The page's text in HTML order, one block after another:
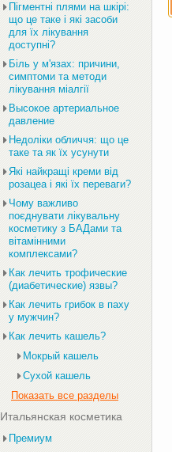
Пігментні плями на шкірі:
що це таке і які засоби
для їх лікування
доступні?
Біль у м'язах: причини,
симптоми та методи
лікування міалгії
Высокое артериальное
давление
Недоліки обличчя: що це
таке та як їх усунути
Які найкращі креми від
розацеа і які їх переваги?
Чому важливо
поєднувати лікувальну
косметику з БАДами та
вітамінними
комплексами?
Как лечить трофические
(диабетические) язвы?
Как лечить грибок в паху
у мужчин?
Как лечить кашель?
Мокрый кашель
Сухой кашель
Показать все разделы
Итальянская косметика
Премиум